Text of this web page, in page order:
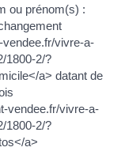
ou prénom(s) :
vivre-a-
1800-2/?
a> datant de
vendee.fr/vivre-a-
1800-2/?
a>